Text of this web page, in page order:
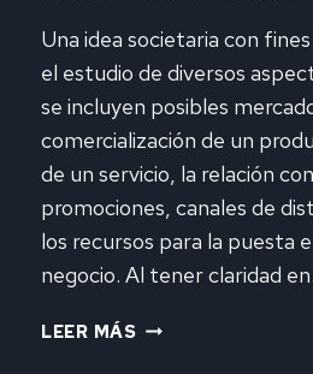
Una idea societaria con
el estudio de diversos
se incluyen posibles
comercialización de un
de un servicio, la relación
promociones, canales de
los recursos para la puesta
negocio. Al tener claridad
LEER MÁSYO